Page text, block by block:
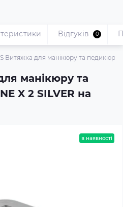
Витяжка для манікюру та педикюру
манікюру та
X 2 SILVER на
Відгуків 0
в наявності